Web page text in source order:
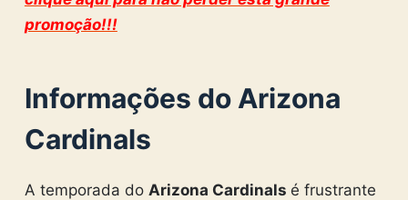
promoção!!!
Informações do Arizona
Cardinals
A temporada do Arizona Cardinals é frustrante